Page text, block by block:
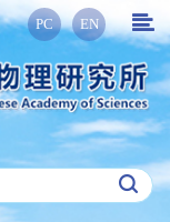
PC EN